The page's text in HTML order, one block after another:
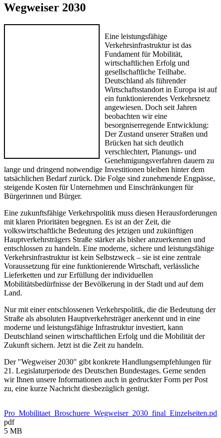
Wegweiser 2030
Eine leistungsfähige
Verkehrsinfrastruktur ist das
Fundament für Mobilität,
wirtschaftlichen Erfolg und
gesellschaftliche Teilhabe.
Deutschland als führender
Wirtschaftsstandort in Europa ist auf
ein funktionierendes Verkehrsnetz
angewiesen. Doch seit Jahren
beobachten wir eine
besorgniserregende Entwicklung:
Der Zustand unserer Straßen und
Brücken hat sich deutlich
verschlechtert, Planungs- und
Genehmigungsverfahren dauern zu
lange und dringend notwendige Investitionen bleiben hinter dem
tatsächlichen Bedarf zurück. Die Folge sind zunehmende Engpässe,
steigende Kosten für Unternehmen und Einschränkungen für
Bürgerinnen und Bürger.
Eine zukunftsfähige Verkehrspolitik muss diesen Herausforderungen
mit klaren Prioritäten begegnen. Es ist an der Zeit, die
volkswirtschaftliche Bedeutung des jetzigen und zukünftigen
Hauptverkehrsträgers Straße stärker als bisher anzuerkennen und
entschlossen zu handeln. Eine moderne, sichere und leistungsfähige
Verkehrsinfrastruktur ist kein Selbstzweck – sie ist eine zentrale
Voraussetzung für eine funktionierende Wirtschaft, verlässliche
Lieferketten und zur Erfüllung der individuellen
Mobilitätsbedürfnisse der Bevölkerung in der Stadt und auf dem
Land.
Nur mit einer entschlossenen Verkehrspolitik, die die Bedeutung der
Straße als absoluten Hauptverkehrsträger anerkennt und in eine
moderne und leistungsfähige Infrastruktur investiert, kann
Deutschland seinen wirtschaftlichen Erfolg und die Mobilität der
Zukunft sichern. Jetzt ist die Zeit zu handeln.
Der "Wegweiser 2030" gibt konkrete Handlungsempfehlungen für
21. Legislaturperiode des Deutschen Bundestages. Gerne senden
wir Ihnen unsere Informationen auch in gedruckter Form per Post
zu, eine kurze Nachricht diesbezüglich genügt.
Pro_Mobilitaet_Broschuere_Wegweiser_2030_final_Einzelseiten.pdf
pdf
5 MB